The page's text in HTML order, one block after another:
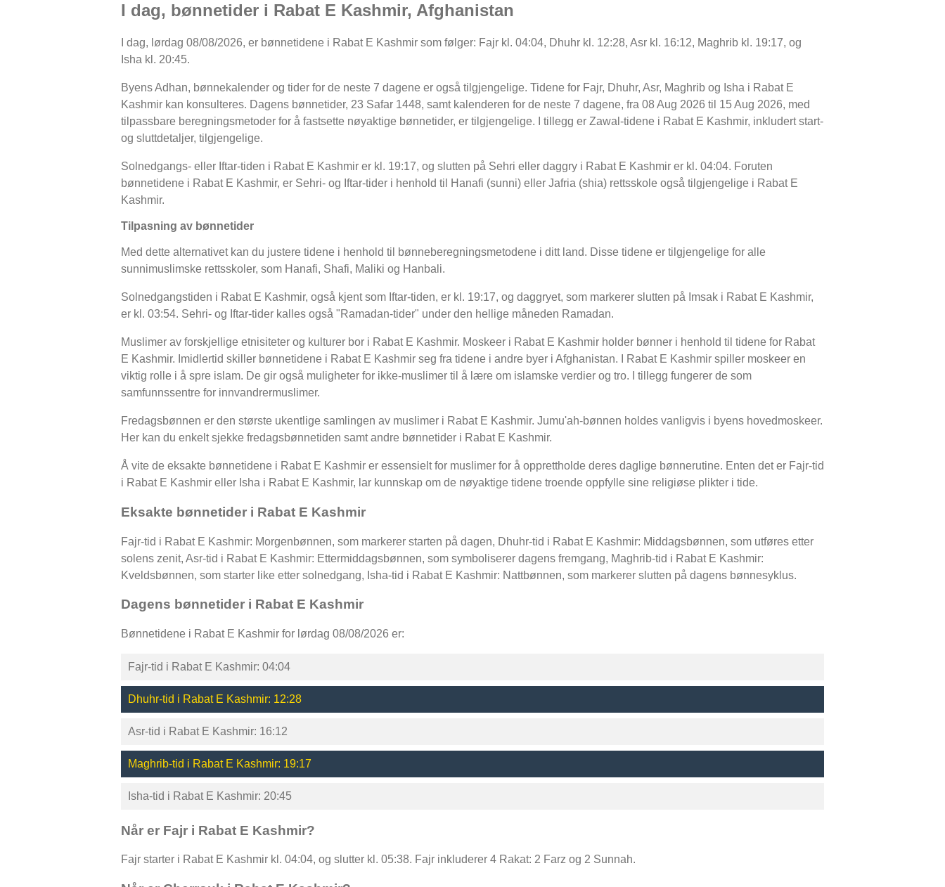
I dag, bønnetider i Rabat E Kashmir, Afghanistan
I dag, lørdag 08/08/2026, er bønnetidene i Rabat E Kashmir som følger: Fajr kl. 04:04, Dhuhr kl. 12:28, Asr kl. 16:12, Maghrib kl. 19:17, og
Isha kl. 20:45.
Byens Adhan, bønnekalender og tider for de neste 7 dagene er også tilgjengelige. Tidene for Fajr, Dhuhr, Asr, Maghrib og Isha i Rabat E
Kashmir kan konsulteres. Dagens bønnetider, 23 Safar 1448, samt kalenderen for de neste 7 dagene, fra 08 Aug 2026 til 15 Aug 2026, med
tilpassbare beregningsmetoder for å fastsette nøyaktige bønnetider, er tilgjengelige. I tillegg er Zawal-tidene i Rabat E Kashmir, inkludert start-
og sluttdetaljer, tilgjengelige.
Solnedgangs- eller Iftar-tiden i Rabat E Kashmir er kl. 19:17, og slutten på Sehri eller daggry i Rabat E Kashmir er kl. 04:04. Foruten
bønnetidene i Rabat E Kashmir, er Sehri- og Iftar-tider i henhold til Hanafi (sunni) eller Jafria (shia) rettsskole også tilgjengelige i Rabat E
Kashmir.
Tilpasning av bønnetider
Med dette alternativet kan du justere tidene i henhold til bønneberegningsmetodene i ditt land. Disse tidene er tilgjengelige for alle
sunnimuslimske rettsskoler, som Hanafi, Shafi, Maliki og Hanbali.
Solnedgangstiden i Rabat E Kashmir, også kjent som Iftar-tiden, er kl. 19:17, og daggryet, som markerer slutten på Imsak i Rabat E Kashmir,
er kl. 03:54. Sehri- og Iftar-tider kalles også "Ramadan-tider" under den hellige måneden Ramadan.
Muslimer av forskjellige etnisiteter og kulturer bor i Rabat E Kashmir. Moskeer i Rabat E Kashmir holder bønner i henhold til tidene for Rabat
E Kashmir. Imidlertid skiller bønnetidene i Rabat E Kashmir seg fra tidene i andre byer i Afghanistan. I Rabat E Kashmir spiller moskeer en
viktig rolle i å spre islam. De gir også muligheter for ikke-muslimer til å lære om islamske verdier og tro. I tillegg fungerer de som
samfunnssentre for innvandrermuslimer.
Fredagsbønnen er den største ukentlige samlingen av muslimer i Rabat E Kashmir. Jumu'ah-bønnen holdes vanligvis i byens hovedmoskeer.
Her kan du enkelt sjekke fredagsbønnetiden samt andre bønnetider i Rabat E Kashmir.
Å vite de eksakte bønnetidene i Rabat E Kashmir er essensielt for muslimer for å opprettholde deres daglige bønnerutine. Enten det er Fajr-tid
i Rabat E Kashmir eller Isha i Rabat E Kashmir, lar kunnskap om de nøyaktige tidene troende oppfylle sine religiøse plikter i tide.
Eksakte bønnetider i Rabat E Kashmir
Fajr-tid i Rabat E Kashmir: Morgenbønnen, som markerer starten på dagen, Dhuhr-tid i Rabat E Kashmir: Middagsbønnen, som utføres etter
solens zenit, Asr-tid i Rabat E Kashmir: Ettermiddagsbønnen, som symboliserer dagens fremgang, Maghrib-tid i Rabat E Kashmir:
Kveldsbønnen, som starter like etter solnedgang, Isha-tid i Rabat E Kashmir: Nattbønnen, som markerer slutten på dagens bønnesyklus.
Dagens bønnetider i Rabat E Kashmir
Bønnetidene i Rabat E Kashmir for lørdag 08/08/2026 er:
Fajr-tid i Rabat E Kashmir: 04:04
Dhuhr-tid i Rabat E Kashmir: 12:28
Asr-tid i Rabat E Kashmir: 16:12
Maghrib-tid i Rabat E Kashmir: 19:17
Isha-tid i Rabat E Kashmir: 20:45
Når er Fajr i Rabat E Kashmir?
Fajr starter i Rabat E Kashmir kl. 04:04, og slutter kl. 05:38. Fajr inkluderer 4 Rakat: 2 Farz og 2 Sunnah.